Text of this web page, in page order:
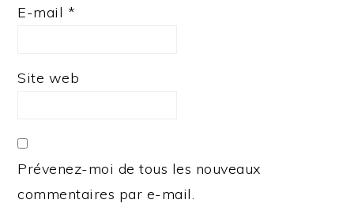
E-mail *
Site web
Prévenez-moi de tous les nouveaux
commentaires par e-mail.